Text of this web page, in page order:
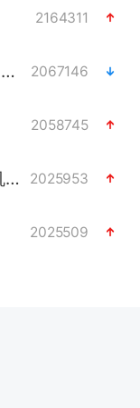
2164311
法国下周开始禁止未经同意的电话营销 2067146
2058745
巡查组提问 工作人员偷用手机查答案 2025953
2025509